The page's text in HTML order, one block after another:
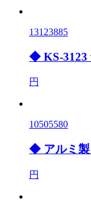
13123885
◆ KS-3123
円
10505580
◆ アルミ製
円